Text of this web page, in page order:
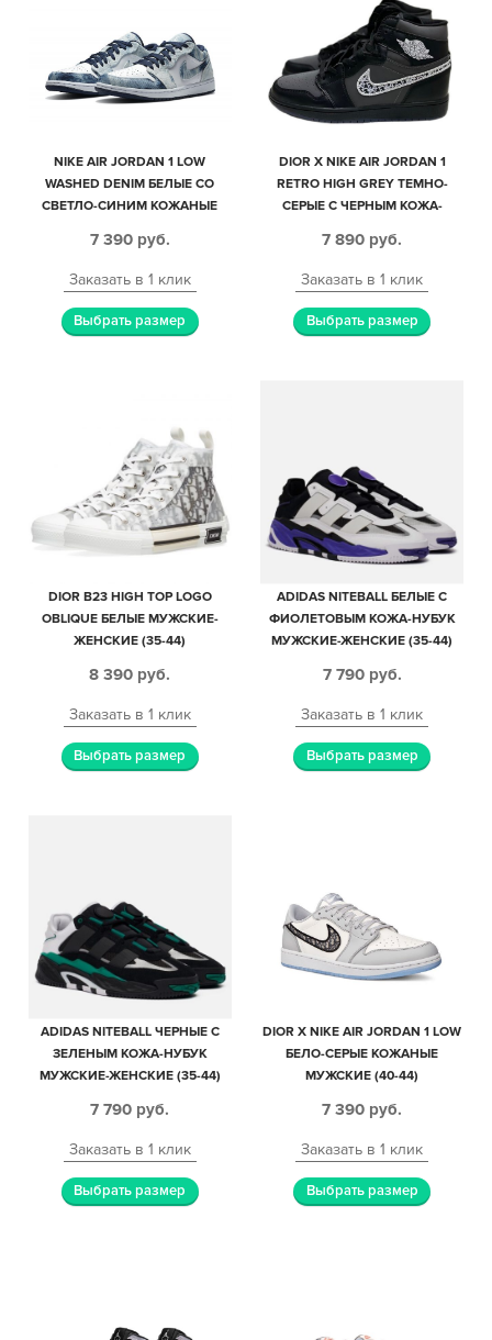
NIKE AIR JORDAN 1 LOW
WASHED DENIM БЕЛЫЕ СО
СВЕТЛО-СИНИМ КОЖАНЫЕ
7 390 руб.
Заказать в 1 клик
Выбрать размер
DIOR X NIKE AIR JORDAN 1
RETRO HIGH GREY ТЕМНО-
СЕРЫЕ С ЧЕРНЫМ КОЖА-
7 890 руб.
Заказать в 1 клик
Выбрать размер
DIOR B23 HIGH TOP LOGO
OBLIQUE БЕЛЫЕ МУЖСКИЕ-
ЖЕНСКИЕ (35-44)
8 390 руб.
Заказать в 1 клик
Выбрать размер
ADIDAS NITEBALL БЕЛЫЕ С
ФИОЛЕТОВЫМ КОЖА-НУБУК
МУЖСКИЕ-ЖЕНСКИЕ (35-44)
7 790 руб.
Заказать в 1 клик
Выбрать размер
ADIDAS NITEBALL ЧЕРНЫЕ С
ЗЕЛЕНЫМ КОЖА-НУБУК
МУЖСКИЕ-ЖЕНСКИЕ (35-44)
7 790 руб.
Заказать в 1 клик
Выбрать размер
DIOR X NIKE AIR JORDAN 1 LOW
БЕЛО-СЕРЫЕ КОЖАНЫЕ
МУЖСКИЕ (40-44)
7 390 руб.
Заказать в 1 клик
Выбрать размер